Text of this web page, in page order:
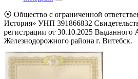
⦿ Общество с ограниченной
История» УНП 391866832
регистрации от 30.10.2025 Выданного
Железнодорожного района г. Витебск.